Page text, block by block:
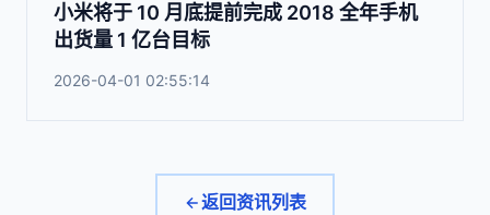
小米将于 10 月底提前完成 2018 全年手机
出货量 1 亿台目标
2026-04-01 02:55:14
返回资讯列表